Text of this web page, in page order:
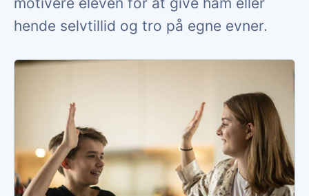
hende selvtillid og tro på egne evner.